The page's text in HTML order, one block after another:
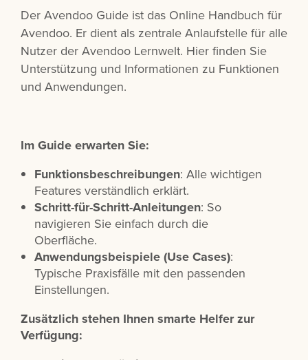
Der Avendoo Guide ist das Online Handbuch für
Avendoo. Er dient als zentrale Anlaufstelle für alle
Nutzer der Avendoo Lernwelt. Hier finden Sie
Unterstützung und Informationen zu Funktionen
und Anwendungen.
Im Guide erwarten Sie:
Funktionsbeschreibungen: Alle wichtigen
Features verständlich erklärt.
Schritt-für-Schritt-Anleitungen: So
navigieren Sie einfach durch die
Oberfläche.
Anwendungsbeispiele (Use Cases):
Typische Praxisfälle mit den passenden
Einstellungen.
Zusätzlich stehen Ihnen smarte Helfer zur
Verfügung: